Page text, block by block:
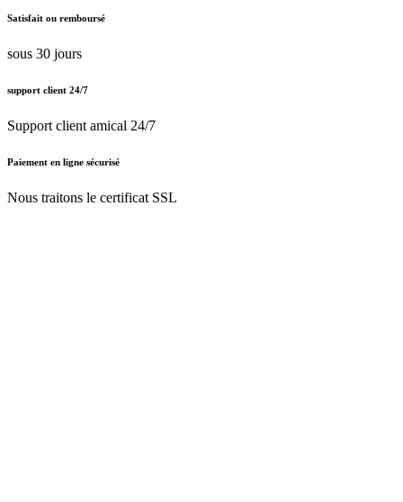
Satisfait ou remboursé
sous 30 jours
support client 24/7
Support client amical 24/7
Paiement en ligne sécurisé
Nous traitons le certificat SSL